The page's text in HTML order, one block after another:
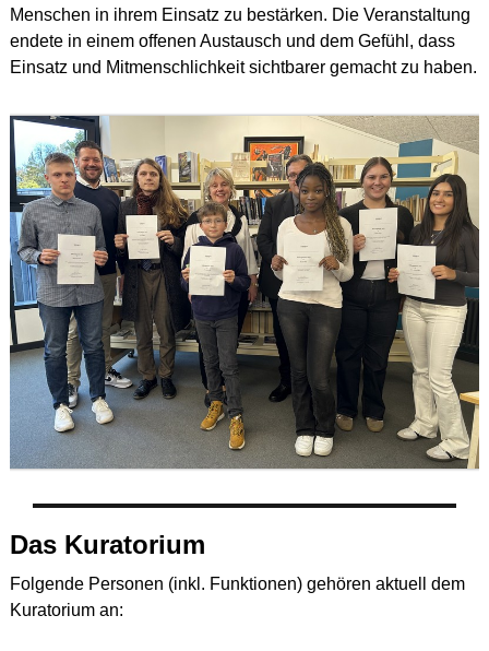
Menschen in ihrem Einsatz zu bestärken. Die Veranstaltung
endete in einem offenen Austausch und dem Gefühl, dass
Einsatz und Mitmenschlichkeit sichtbarer gemacht zu haben.
Das Kuratorium
Folgende Personen (inkl. Funktionen) gehören aktuell dem
Kuratorium an: